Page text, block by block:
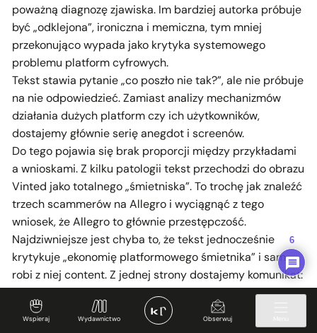
Wspieraj Wydawnictwo Obserwuj
poważną diagnozę zjawiska. Im bardziej autorka próbuje
być „odklejona”, ironiczna i memiczna, tym mniej
przekonująco wypada jako krytyka systemowego
problemu platform cyfrowych.
Tekst stawia pytanie „co poszło nie tak?”, ale nie próbuje
na nie odpowiedzieć. Zamiast analizy mechanizmów
działania dużych platform czy ich użytkowników,
dostajemy głównie serię anegdot i screenów.
Do tego pojawia się brak proporcji między przykładami
a wnioskami. Z kilku patologii tekst przechodzi do obrazu
Vinted jako totalnego „śmietniska”. To trochę jak znaleźć
trzech scammerów na Allegro i wyciągnąć z tego
wniosek, że Allegro to głównie przestępczość.
Najdziwniejsze jest chyba to, że tekst jednocześnie
krytykuje „ekonomię platformowego śmietnika” i sam
robi z niej content. Z jednej strony dostajemy komunikat:
„to straszne”. Z drugiej: „hehe, zobaczcie jakie pojeb…
rzeczy można znaleźć na Vinted”. W efekcie trudno
odróżnić analizę problemu od ekscytacji samą
6